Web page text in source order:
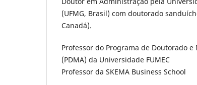
(UFMG, Brasil) com doutorado
Canadá).
Professor do Programa de Doutorado
(PDMA) da Universidade FUMEC
Professor da SKEMA Business School